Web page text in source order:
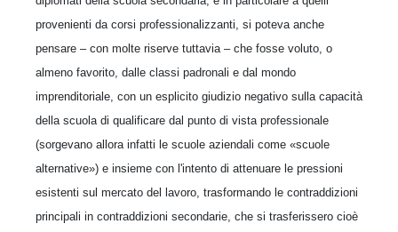
provenienti da corsi professionalizzanti, si poteva anche
pensare – con molte riserve tuttavia – che fosse voluto, o
almeno favorito, dalle classi padronali e dal mondo
imprenditoriale, con un esplicito giudizio negativo sulla capacità
della scuola di qualificare dal punto di vista professionale
(sorgevano allora infatti le scuole aziendali come «scuole
alternative») e insieme con l'intento di attenuare le pressioni
esistenti sul mercato del lavoro, trasformando le contraddizioni
principali in contraddizioni secondarie, che si trasferissero cioè